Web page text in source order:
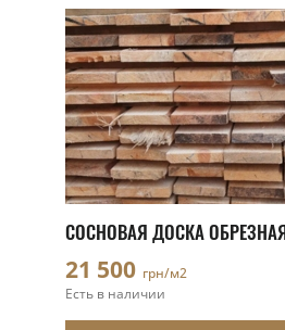
СОСНОВАЯ ДОСКА
21 500 грн/м2
Есть в наличии